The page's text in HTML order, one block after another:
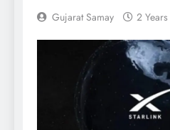
Gujarat Samay 2